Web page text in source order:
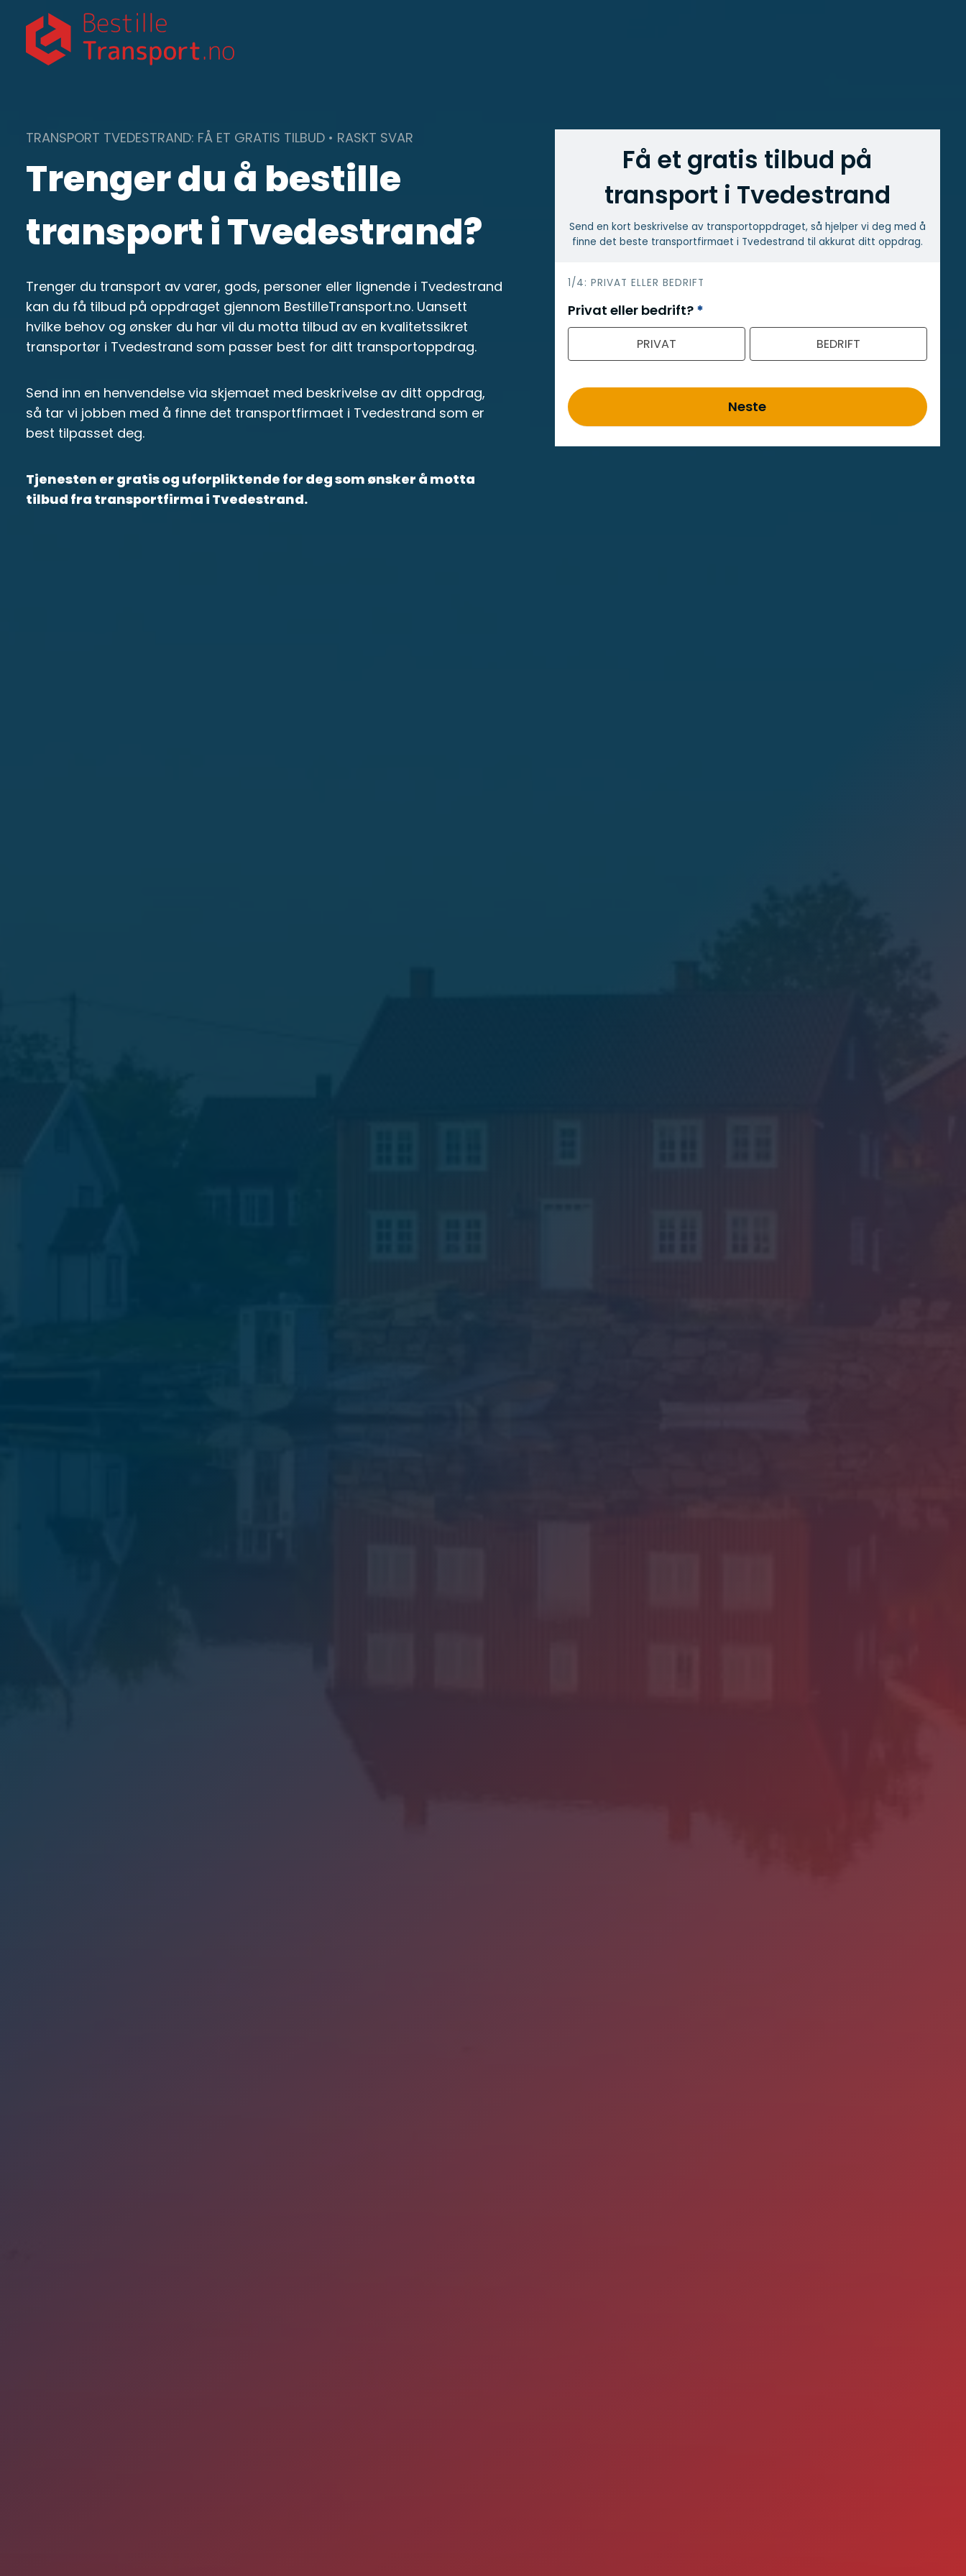
content
TRANSPORT TVEDESTRAND: FÅ ET GRATIS TILBUD • RASKT SVAR
Trenger du å bestille
transport i Tvedestrand?
Trenger du transport av varer, gods, personer eller lignende i Tvedestrand
kan du få tilbud på oppdraget gjennom BestilleTransport.no. Uansett
hvilke behov og ønsker du har vil du motta tilbud av en kvalitetssikret
transportør i Tvedestrand som passer best for ditt transportoppdrag.
Send inn en henvendelse via skjemaet med beskrivelse av ditt oppdrag,
så tar vi jobben med å finne det transportfirmaet i Tvedestrand som er
best tilpasset deg.
Tjenesten er gratis og uforpliktende for deg som ønsker å motta
tilbud fra transportfirma i Tvedestrand.
Få et gratis tilbud på
transport i Tvedestrand
Send en kort beskrivelse av transport­oppdraget, så hjelper vi deg med å
finne det beste transport­firmaet i Tvedestrand til akkurat ditt oppdrag.
h
e
r
1/4: PRIVAT ELLER BEDRIFT
Privat eller bedrift? *
PRIVAT BEDRIFT
Neste